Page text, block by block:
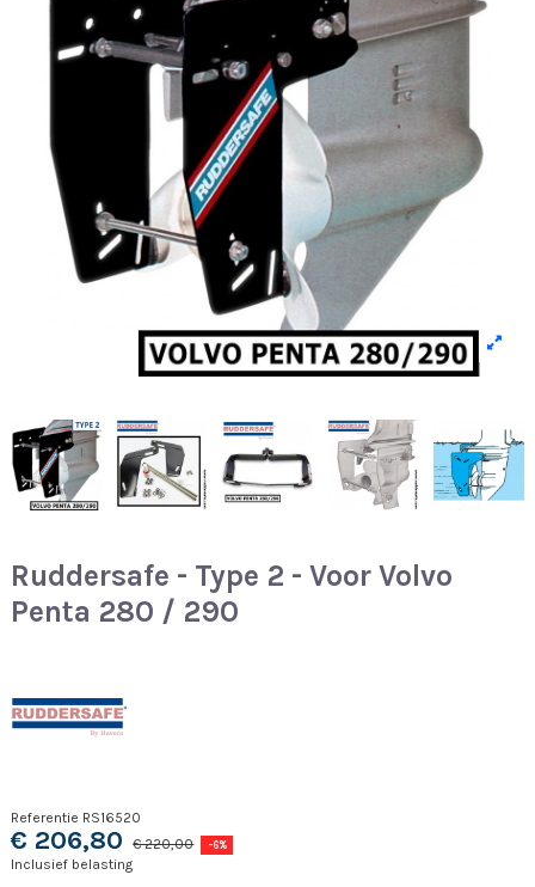
Ruddersafe - Type 2 - Voor Volvo
Penta 280 / 290
Referentie RS16520
€ 206,80 € 220,00 -6%
Inclusief belasting